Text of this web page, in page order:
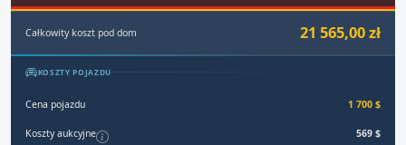
Całkowity koszt pod dom 21 565,00 zł
KOSZTY POJAZDU
Cena pojazdu 1 700 $
Koszty aukcyjne 569 $